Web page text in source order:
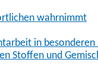
wahrnimmt
in
und